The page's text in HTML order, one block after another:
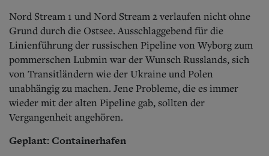
Nord Stream 1 und Nord Stream 2 verlaufen nicht ohne
Grund durch die Ostsee. Ausschlaggebend für die
Linienführung der russischen Pipeline von Wyborg zum
pommerschen Lubmin war der Wunsch Russlands, sich
von Transitländern wie der Ukraine und Polen
unabhängig zu machen. Jene Probleme, die es immer
wieder mit der alten Pipeline gab, sollten der
Vergangenheit angehören.
Geplant: Containerhafen